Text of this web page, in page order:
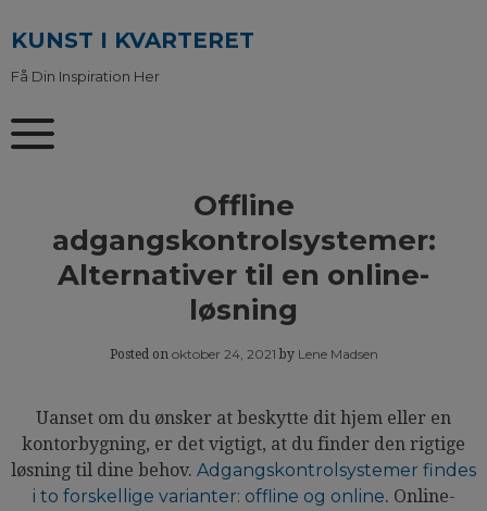
to
content
KUNST I KVARTERET
Få Din Inspiration Her
Offline
adgangskontrolsystemer:
Alternativer til en online-
løsning
Posted on oktober 24, 2021 by Lene Madsen
Uanset om du ønsker at beskytte dit hjem eller en
kontorbygning, er det vigtigt, at du finder den rigtige
løsning til dine behov. Adgangskontrolsystemer findes
i to forskellige varianter: offline og online. Online-